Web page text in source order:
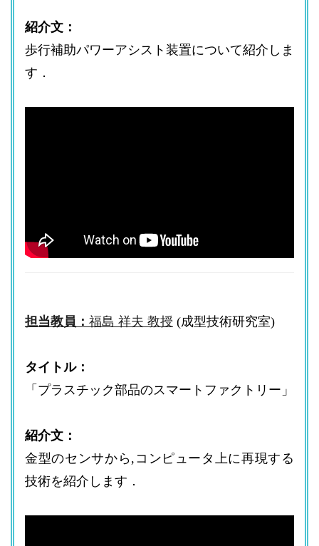
紹介文：
歩行補助パワーアシスト装置について紹介しま
す．
担当教員： 福島 祥夫 教授 (成型技術研究室)
タイトル：
「プラスチック部品のスマートファクトリー」
紹介文：
金型のセンサから,コンピュータ上に再現する
技術を紹介します．